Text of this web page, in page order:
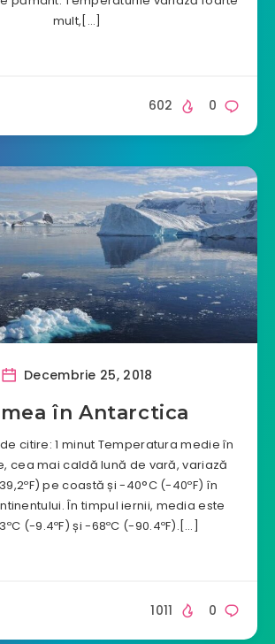
mult,[…]
0
602
Decembrie 25, 2018
în Antarctica
citire: 1 minut Temperatura medie în
cea mai caldă lună de vară, variază
pe coastă și -40°C (-40ºF) în
În timpul iernii, media este
(-9.4ºF) și -68ºC (-90.4ºF).[…]
0
1011